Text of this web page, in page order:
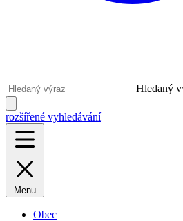
Hledaný
rozšířené vyhledávání
Menu
Obec